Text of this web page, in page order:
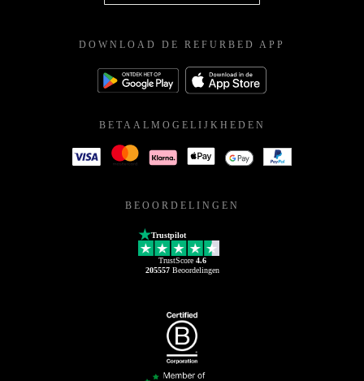
DOWNLOAD DE REFURBED APP
BETAALMOGELIJKHEDEN
BEOORDELINGEN
Trustpilot
TrustScore 4.6
205557Beoordelingen